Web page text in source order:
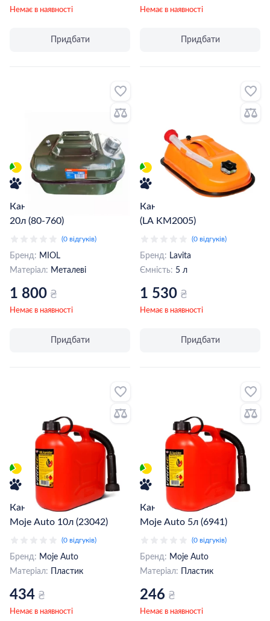
Немає в наявності
Придбати
Немає в наявності
Придбати
Каністра Miol металева
20л (80-760)
(0 відгуків)
Бренд: MIOL
Матеріал: Металеві
1 800 ₴
Немає в наявності
Придбати
Каністра металева LAVITA
(LA KM2005)
(0 відгуків)
Бренд: Lavita
Ємність: 5 л
1 530 ₴
Немає в наявності
Придбати
Каністра пластмасова
Moje Auto 10л (23042)
(0 відгуків)
Бренд: Moje Auto
Матеріал:
Пластик
434 ₴
Немає в наявності
Каністра пластмасова
Moje Auto 5л (6941)
(0 відгуків)
Бренд: Moje Auto
Матеріал:
Пластик
246 ₴
Немає в наявності